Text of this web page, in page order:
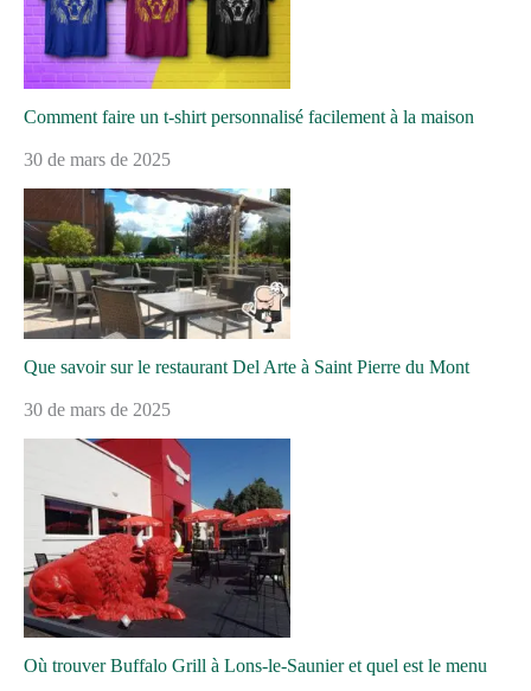
Comment faire un t-shirt personnalisé facilement à la maison
30 de mars de 2025
Que savoir sur le restaurant Del Arte à Saint Pierre du Mont
30 de mars de 2025
Où trouver Buffalo Grill à Lons-le-Saunier et quel est le menu